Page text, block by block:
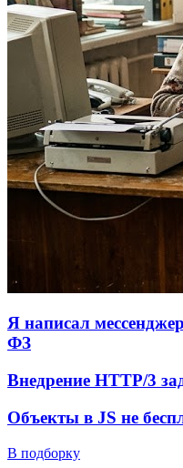
Я написал
ФЗ
Внедрение HTTP/3
Объекты в JS не
В подборку